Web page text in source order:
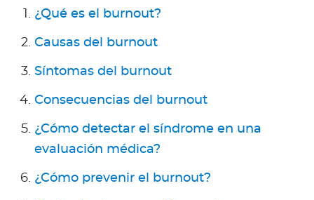
Contáctanos
¿Qué es el burnout?
Causas del burnout
Síntomas del burnout
Consecuencias del burnout
¿Cómo detectar el síndrome en una
evaluación médica?
¿Cómo prevenir el burnout?